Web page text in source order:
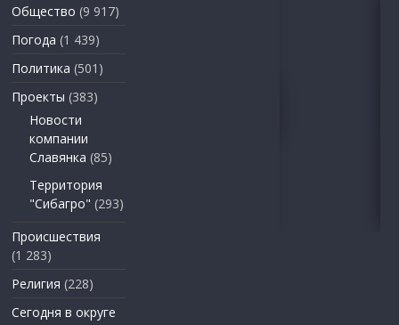
Общество (9 917)
Погода (1 439)
Политика (501)
Проекты (383)
Новости
компании
Славянка (85)
Территория
"Сибагро" (293)
Происшествия
(1 283)
Религия (228)
Сегодня в округе